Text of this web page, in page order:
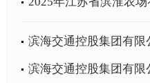
滨海交通控股集团有限
滨海交通控股集团有限